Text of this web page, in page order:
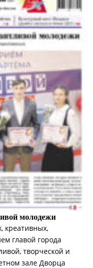
молодежи
креативных,
главой города
творческой и
зале Дворца